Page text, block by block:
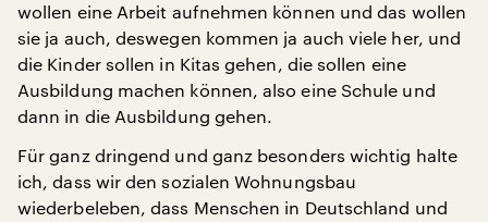
wollen eine Arbeit aufnehmen können und das wollen
sie ja auch, deswegen kommen ja auch viele her, und
die Kinder sollen in Kitas gehen, die sollen eine
Ausbildung machen können, also eine Schule und
dann in die Ausbildung gehen.
Für ganz dringend und ganz besonders wichtig halte
ich, dass wir den sozialen Wohnungsbau
wiederbeleben, dass Menschen in Deutschland und